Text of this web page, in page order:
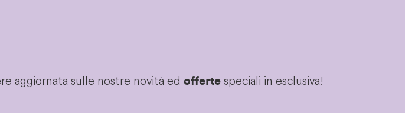
aggiornata sulle nostre novità ed offerte speciali in esclusiva!